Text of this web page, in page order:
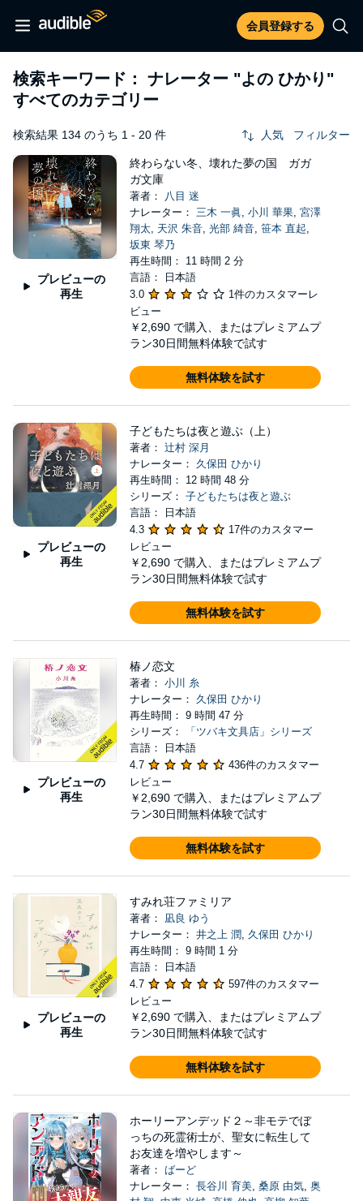
会員登録する
検索キーワード： ナレーター "よの ひかり"
すべてのカテゴリー
検索結果 134 のうち 1 - 20 件 人気 フィルター
プレビューの
再生
終わらない冬、壊れた夢の国 ガガ
ガ文庫
著者： 八目 迷
ナレーター： 三木 一眞, 小川 華果, 宮澤
翔太, 天沢 朱音, 光部 綺音, 笹本 直起,
坂東 琴乃
再生時間： 11 時間 2 分
言語： 日本語
3.0
1件のカスタマーレ
ビュー
￥2,690 で購入、またはプレミアムプ
ラン30日間無料体験で試す
無料体験を試す
プレビューの
再生
子どもたちは夜と遊ぶ（上）
著者： 辻村 深月
ナレーター： 久保田 ひかり
再生時間： 12 時間 48 分
シリーズ： 子どもたちは夜と遊ぶ
言語： 日本語
4.3
17件のカスタマー
レビュー
￥2,690 で購入、またはプレミアムプ
ラン30日間無料体験で試す
無料体験を試す
プレビューの
再生
椿ノ恋文
著者： 小川 糸
ナレーター： 久保田 ひかり
再生時間： 9 時間 47 分
シリーズ：
「ツバキ文具店」シリーズ
言語： 日本語
4.7
436件のカスタマー
レビュー
￥2,690 で購入、またはプレミアムプ
ラン30日間無料体験で試す
無料体験を試す
プレビューの
再生
すみれ荘ファミリア
著者： 凪良 ゆう
ナレーター： 井之上 潤, 久保田 ひかり
再生時間： 9 時間 1 分
言語： 日本語
4.7
597件のカスタマー
レビュー
￥2,690 で購入、またはプレミアムプ
ラン30日間無料体験で試す
無料体験を試す
ホーリーアンデッド２～非モテでぼ
っちの死霊術士が、聖女に転生して
お友達を増やします～
著者： ばーど
ナレーター： 長谷川 育美, 桑原 由気, 奥